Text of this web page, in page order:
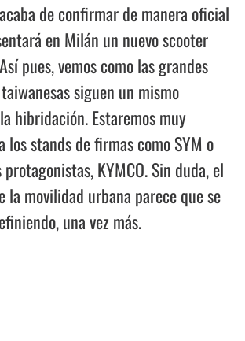
de confirmar de manera oficial
en Milán un nuevo scooter
pues, vemos como las grandes
siguen un mismo
hibridación. Estaremos muy
los stands de firmas como SYM o
KYMCO. Sin duda, el
la movilidad urbana parece que se
una vez más.